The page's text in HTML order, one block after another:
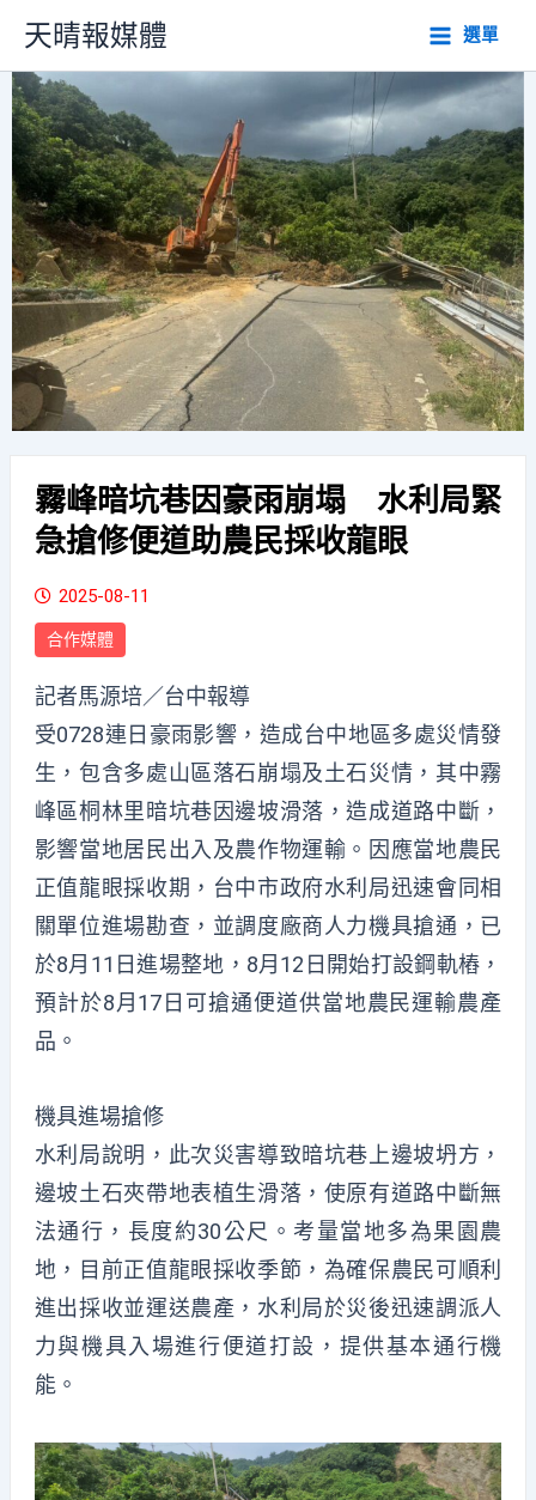
主
要
內
容
天晴報媒體 選單
霧峰暗坑巷因豪雨崩塌 水利局緊
急搶修便道助農民採收龍眼
2025-08-11
合作媒體
記者馬源培／台中報導
受0728連日豪雨影響，造成台中地區多處災情發
生，包含多處山區落石崩塌及土石災情，其中霧
峰區桐林里暗坑巷因邊坡滑落，造成道路中斷，
影響當地居民出入及農作物運輸。因應當地農民
正值龍眼採收期，台中市政府水利局迅速會同相
關單位進場勘查，並調度廠商人力機具搶通，已
於8月11日進場整地，8月12日開始打設鋼軌樁，
預計於8月17日可搶通便道供當地農民運輸農產
品。
機具進場搶修
水利局說明，此次災害導致暗坑巷上邊坡坍方，
邊坡土石夾帶地表植生滑落，使原有道路中斷無
法通行，長度約30公尺。考量當地多為果園農
地，目前正值龍眼採收季節，為確保農民可順利
進出採收並運送農產，水利局於災後迅速調派人
力與機具入場進行便道打設，提供基本通行機
能。